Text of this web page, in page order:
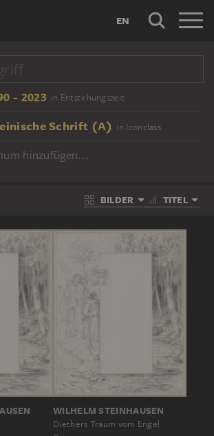
EN
- 2023 in Entstehungszeit
Schrift (A) in Iconclass
hinzufügen...
BILDER TITEL
WILHELM STEINHAUSEN
Diethers Traum vom Engel